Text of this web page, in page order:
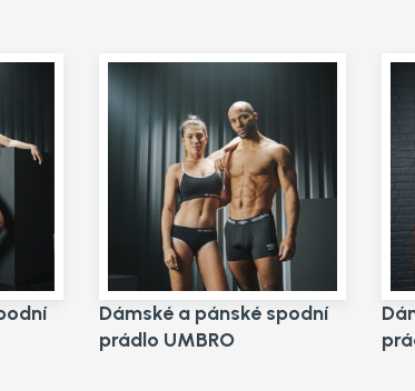
Dámské a pánské spodní
prádlo UMBRO